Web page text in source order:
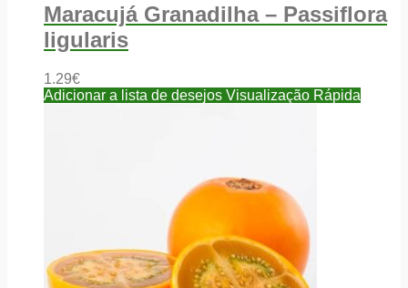
Maracujá Granadilha – Passiflora
ligularis
1.29€
Adicionar a lista de desejos Visualização Rápida